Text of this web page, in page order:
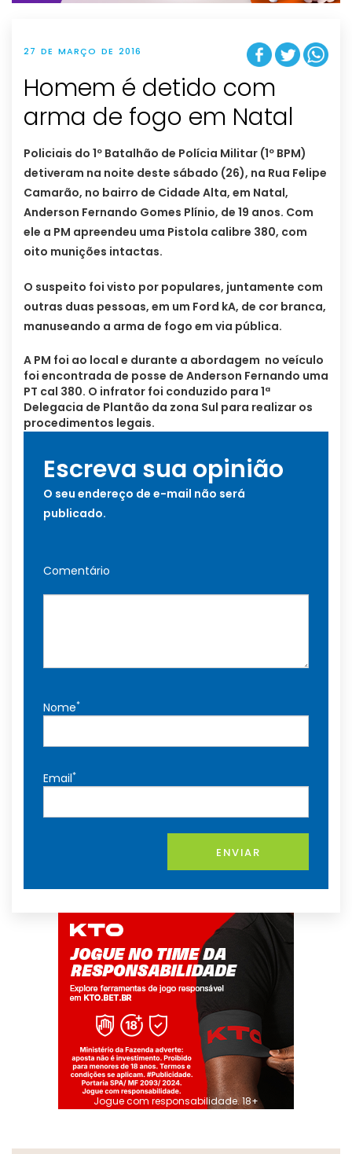
27 DE MARÇO DE 2016
Homem é detido com
Policiais do 1º Batalhão de Polícia Militar (1º BPM)
detiveram na noite deste sábado (26), na Rua Felipe
Camarão, no bairro de Cidade Alta, em Natal,
Anderson Fernando Gomes Plínio, de 19 anos. Com
ele a PM apreendeu uma Pistola calibre 380, com
oito munições intactas.
O suspeito foi visto por populares, juntamente com
outras duas pessoas, em um Ford kA, de cor branca,
manuseando a arma de fogo em via pública.
A PM foi ao local e durante a abordagem no veículo
foi encontrada de posse de Anderson Fernando uma
PT cal 380. O infrator foi conduzido para 1ª
Delegacia de Plantão da zona Sul para realizar os
procedimentos legais.
Escreva sua opinião
O seu endereço de e-mail não será
publicado.
Comentário
Nome*
Email*
ENVIAR
Jogue com responsabilidade. 18+